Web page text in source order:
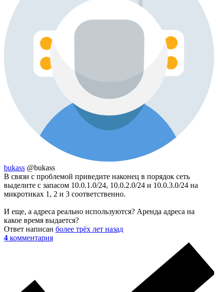
bukass @bukass
В связи с проблемой приведите наконец в порядок сеть
выделите с запасом 10.0.1.0/24, 10.0.2.0/24 и 10.0.3.0/24 на
микротиках 1, 2 и 3 соответственно.
И еще, а адреса реально используются? Аренда адреса на
какое время выдается?
Ответ написан более трёх лет назад
4 комментария